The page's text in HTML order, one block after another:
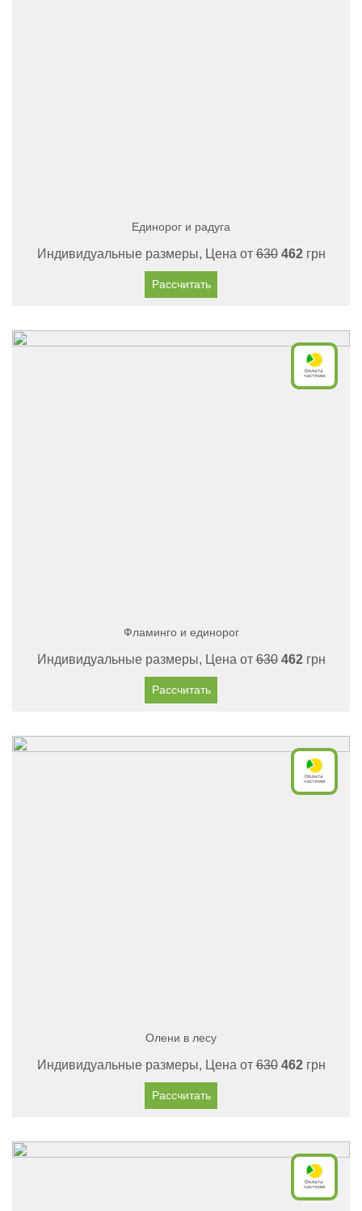
Единорог и радуга
Индивидуальные размеры, Цена от630 462грн
Рассчитать
Фламинго и единорог
Индивидуальные размеры, Цена от630 462грн
Рассчитать
Олени в лесу
Индивидуальные размеры, Цена от630 462грн
Рассчитать